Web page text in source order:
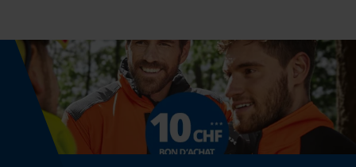
Longueur du rail
60 cm
Spécifications techniques
Cookies de performance et de
fonctionnalité